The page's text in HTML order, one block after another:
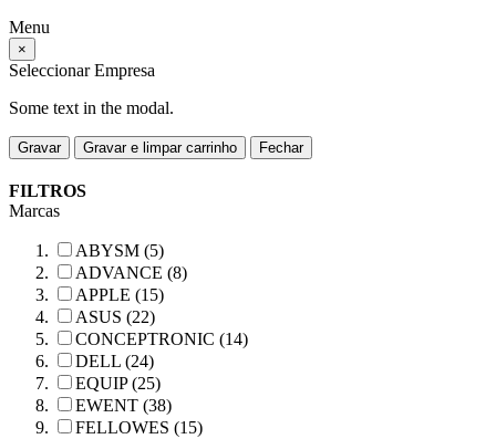
Menu
×
Seleccionar Empresa
Some text in the modal.
Gravar Gravar e limpar carrinho Fechar
FILTROS
Marcas
ABYSM (5)
ADVANCE (8)
APPLE (15)
ASUS (22)
CONCEPTRONIC (14)
DELL (24)
EQUIP (25)
EWENT (38)
FELLOWES (15)